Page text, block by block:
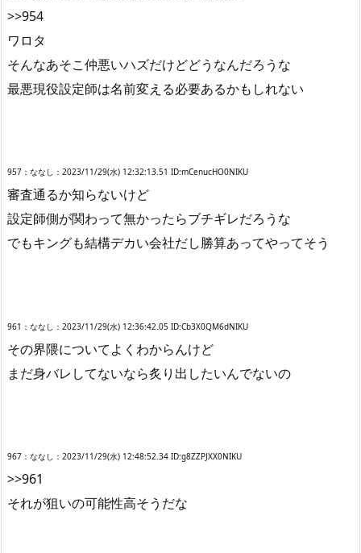
>>954
ワロタ
そんなあそこ仲悪いハズだけどどうなんだろうな
最悪現役設定師は名前変える必要あるかもしれない
957：ななし：2023/11/29(水) 12:32:13.51 ID:mCenucHO0NIKU
審査通るか知らないけど
設定師側が関わって無かったらブチギレだろうな
でもキングも結構デカい会社だし勝算あってやってそう
961：ななし：2023/11/29(水) 12:36:42.05 ID:Cb3X0QM6dNIKU
その界隈についてよくわからんけど
まだ身バレしてないなら炙り出したいんでないの
967：ななし：2023/11/29(水) 12:48:52.34 ID:g8ZZPJXX0NIKU
>>961
それが狙いの可能性高そうだな